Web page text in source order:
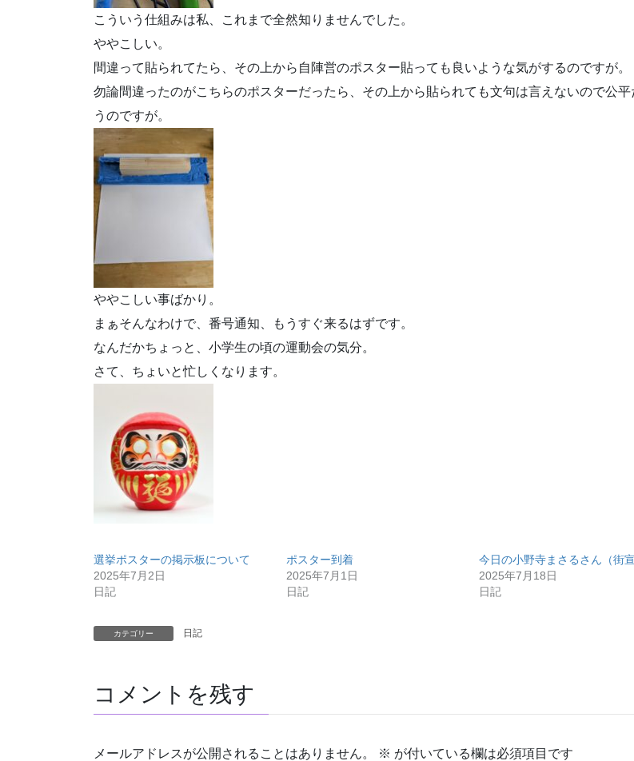
こういう仕組みは私、これまで全然知りませんでした。
ややこしい。
間違って貼られてたら、その上から自陣営のポスター貼っても良いような気がするのですが。
勿論間違ったのがこちらのポスターだったら、その上から貼られても文句は言えないので公平
うのですが。
ややこしい事ばかり。
まぁそんなわけで、番号通知、もうすぐ来るはずです。
なんだかちょっと、小学生の頃の運動会の気分。
さて、ちょいと忙しくなります。
選挙ポスターの掲示板について
2025年7月2日
日記
ポスター到着
2025年7月1日
日記
今日の小野寺まさるさん（街宣
2025年7月18日
日記
カテゴリー 日記
コメントを残す
メールアドレスが公開されることはありません。 ※ が付いている欄は必須項目です